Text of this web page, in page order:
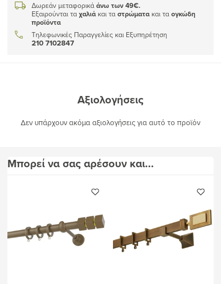
Δωρεάν μεταφορικά άνω των 49€.
Εξαιρούνται τα χαλιάκαι τα στρώματακαι τα ογκώδη
προϊόντα
Τηλεφωνικές Παραγγελίες και Εξυπηρέτηση
210 7102847
Αξιολογήσεις
Δεν υπάρχουν ακόμα αξιολογήσεις για αυτό το προϊόν
Μπορεί να σας αρέσουν και...